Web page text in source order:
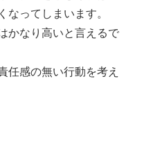
なってしまいます。
かなり高いと言えるで
任感の無い行動を考え